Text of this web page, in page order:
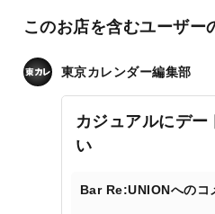
このお店を含むユーザー
東京カレンダー編集部
カジュアルにデー
い
Bar Re:UNIONへのコ